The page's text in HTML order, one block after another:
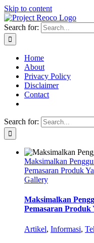
Skip to content
Search for:
Home
About
Privacy Policy
Disclaimer
Contact
Search for:
Maksimalkan
Pemasaran Produk
Gallery
Maksimalkan
Pemasaran Produk
Artikel, Informasi,